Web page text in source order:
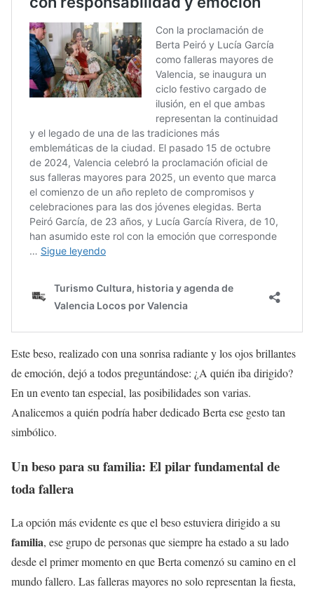
Este beso, realizado con una sonrisa radiante y los ojos brillantes
de emoción, dejó a todos preguntándose: ¿A quién iba dirigido?
En un evento tan especial, las posibilidades son varias.
Analicemos a quién podría haber dedicado Berta ese gesto tan
simbólico.
Un beso para su familia: El pilar fundamental de
toda fallera
La opción más evidente es que el beso estuviera dirigido a su
familia, ese grupo de personas que siempre ha estado a su lado
desde el primer momento en que Berta comenzó su camino en el
mundo fallero. Las falleras mayores no solo representan la fiesta,